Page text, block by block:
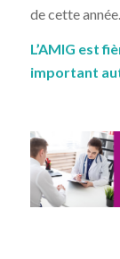
de cette année.
L’AMIG est
important